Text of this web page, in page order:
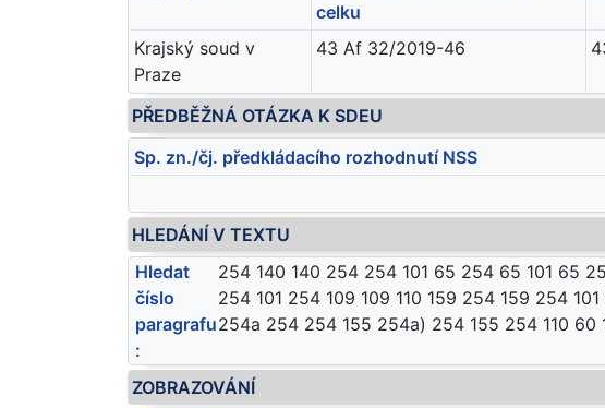
celku
Krajský soud v
Praze
43 Af 32/2019-46
PŘEDBĚŽNÁ OTÁZKA K SDEU
Sp. zn./čj. předkládacího rozhodnutí NSS
HLEDÁNÍ V TEXTU
Hledat
číslo
paragrafu
:
254 140 140 254 254 101 65 254 65 101 65
254 101 254 109 109 110 159 254 159 254
254a 254 254 155 254a) 254 155 254 110 60
ZOBRAZOVÁNÍ